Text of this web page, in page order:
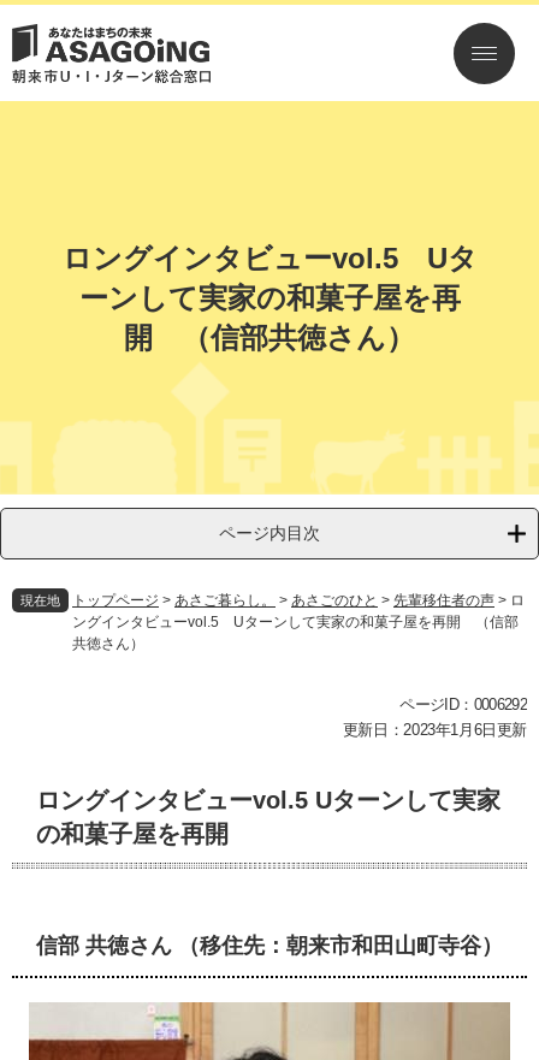
ジ
の
ュ
ー
ロングインタビューvol.5 Uタ
ーンして実家の和菓子屋を再
開 （信部共徳さん）
ページ内目次
現在地 トップページ > あさご暮らし。 > あさごのひと > 先輩移住者の声 > ロ
ングインタビューvol.5 Uターンして実家の和菓子屋を再開 （信部
共徳さん）
ページID：0006292
更新日：2023年1月6日更新
ロングインタビューvol.5 Uターンして実家
の和菓子屋を再開
信部 共徳さん （移住先：朝来市和田山町寺谷）